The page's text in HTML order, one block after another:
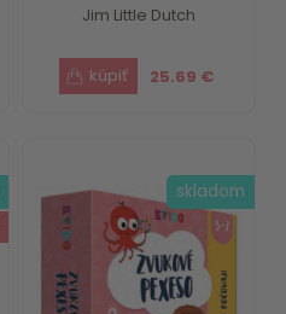
Jim Little Dutch
25.69 €
skladom